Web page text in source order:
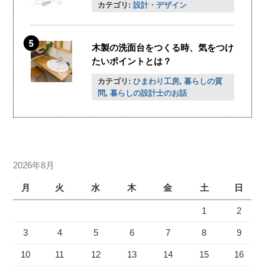
カテゴリ: 設計・デザイン
木製の洗面台をつくる時、気をつけ
たいポイントとは？
カテゴリ: ひまわり工房, 暮らしの質
問, 暮らしの設計士のお話
2026年8月
月 火 水 木 金 土 日
1 2
3 4 5 6 7 8 9
10 11 12 13 14 15 16